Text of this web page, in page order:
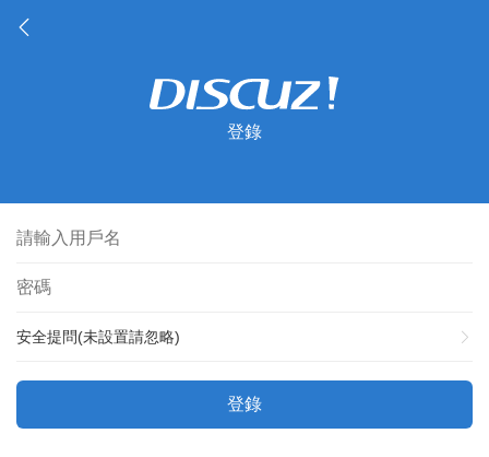
登錄
安全提問(未設置請忽略)
登錄